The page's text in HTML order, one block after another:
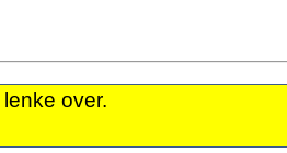
over.